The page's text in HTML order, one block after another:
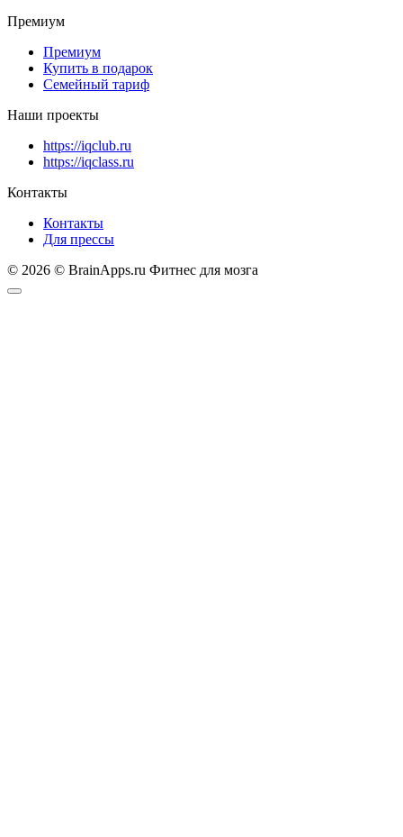
Премиум
Премиум
Купить в подарок
Семейный тариф
Наши проекты
https://iqclub.ru
https://iqclass.ru
Контакты
Контакты
Для прессы
© 2026 © BrainApps.ru Фитнес для мозга